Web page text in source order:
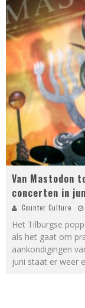
Van Mastodon
concerten in
Counter Culture
Het Tilburgse
als het gaat om
aankondigingen
juni staat er weer